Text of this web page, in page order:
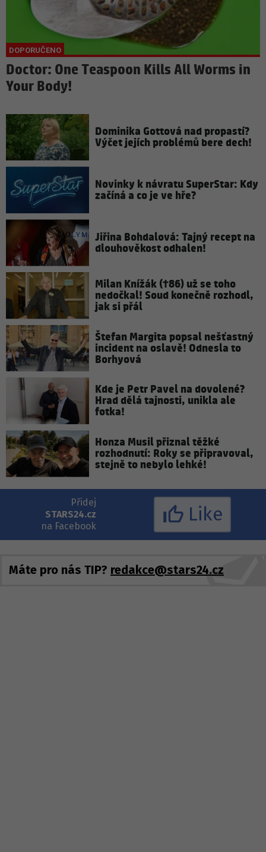
Doctor: One Teaspoon Kills All Worms in
Your Body!
Dominika Gottová nad propastí?
Výčet jejích problémů bere dech!
Novinky k návratu SuperStar: Kdy
začíná a co je ve hře?
Jiřina Bohdalová: Tajný recept na
dlouhověkost odhalen!
Milan Knížák (†86) už se toho
nedočkal! Soud konečně rozhodl,
jak si přál
Štefan Margita popsal nešťastný
incident na oslavě! Odnesla to
Borhyová
Kde je Petr Pavel na dovolené?
Hrad dělá tajnosti, unikla ale
fotka!
Honza Musil přiznal těžké
rozhodnutí: Roky se připravoval,
stejně to nebylo lehké!
Přidej
STARS24.cz
na Facebook
Like
Máte pro nás TIP? redakce@stars24.cz